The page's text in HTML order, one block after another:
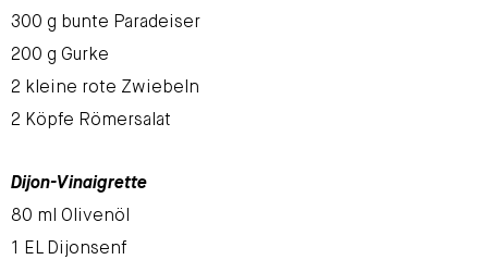
300 g bunte Paradeiser
200 g Gurke
2 kleine rote Zwiebeln
2 Köpfe Römersalat
Dijon-Vinaigrette
80 ml Olivenöl
1 EL Dijonsenf